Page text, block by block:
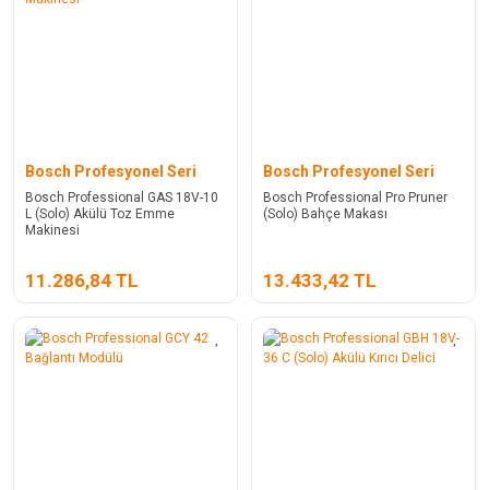
Bosch Profesyonel Seri
Bosch Professional GAS 18V-10
L (Solo) Akülü Toz Emme
Makinesi
11.286,84 TL
Bosch Profesyonel Seri
Bosch Professional Pro Pruner
(Solo) Bahçe Makası
13.433,42 TL